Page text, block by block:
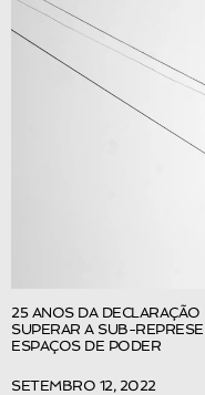
25 ANOS DA
SUPERAR A SUB-
ESPAÇOS DE PODER
SETEMBRO 12, 2022